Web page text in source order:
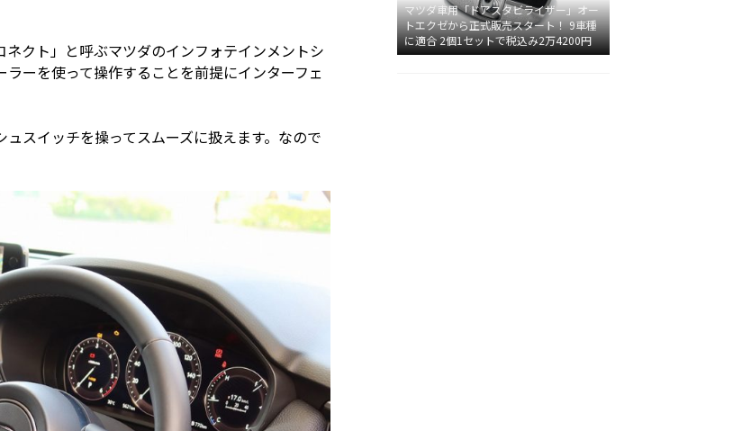
クト」と呼ぶマツダのインフォテインメントシ
ーを使って操作することを前提にインターフェ
スイッチを操ってスムーズに扱えます。なので
マツダ車用「ドアスタビライザー」オー
トエクゼから正式販売スタート！ 9車種
に適合 2個1セットで税込み2万4200円